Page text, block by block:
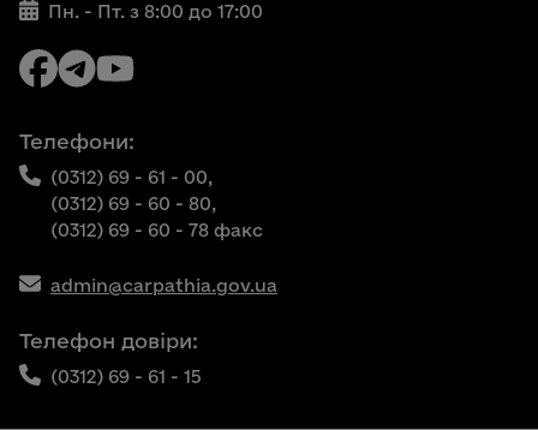
Пн. - Пт. з 8:00 до 17:00
Телефони:
(0312) 69 - 61 - 00,
(0312) 69 - 60 - 80,
(0312) 69 - 60 - 78 факс
admin@carpathia.gov.ua
Телефон довіри:
(0312) 69 - 61 - 15